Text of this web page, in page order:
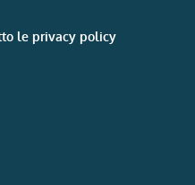
le privacy policy